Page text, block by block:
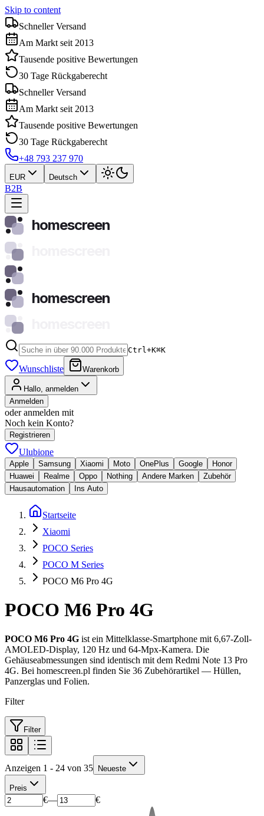
Skip to content
Schneller Versand
Am Markt seit 2013
Tausende positive Bewertungen
30 Tage Rückgaberecht
Schneller Versand
Am Markt seit 2013
Tausende positive Bewertungen
30 Tage Rückgaberecht
+48 793 237 970
EUR Deutsch
B2B
homescreen
homescreen
Ctrl+K⌘K
Wunschliste Warenkorb
Hallo, anmelden
Anmelden
oder anmelden mit
Noch kein Konto?
Registrieren
Ulubione
Apple Samsung Xiaomi Moto OnePlus Google
Honor
Huawei
Realme Oppo Nothing Andere Marken
Zubehör
Hausautomation
Ins Auto
Startseite
Xiaomi
POCO Series
POCO M Series
POCO M6 Pro 4G
POCO M6 Pro 4G
POCO M6 Pro 4G ist ein Mittelklasse-Smartphone mit 6,67-Zoll-
AMOLED-Display, 120 Hz und 64-Mpx-Kamera. Die
Gehäuseabmessungen sind identisch mit dem Redmi Note 13 Pro
4G. Bei homescreen.pl finden Sie 36 Zubehörartikel — Hüllen,
Panzerglas und Folien.
Filter
Filter
Anzeigen 1 - 24 von 35 Neueste
Preis
€— €